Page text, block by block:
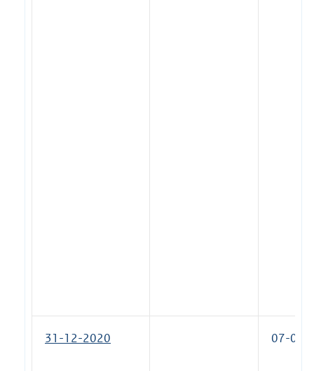
31-12-2020 07-08-